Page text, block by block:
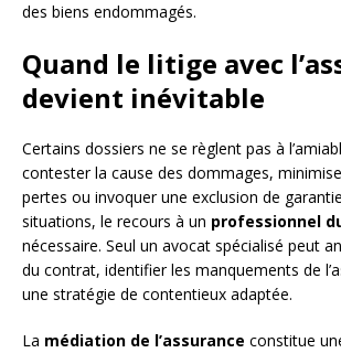
des biens endommagés.
Quand le litige avec
devient inévitable
Certains dossiers ne se règlent pas à
contester la cause des dommages,
pertes ou invoquer une exclusion de
situations, le recours à un professionnel
nécessaire. Seul un avocat spécialisé peut
du contrat, identifier les manquements de
une stratégie de contentieux adaptée.
La médiation de l’assurance constitue